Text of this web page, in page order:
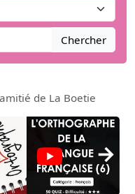
Chercher
de La Boetie
→